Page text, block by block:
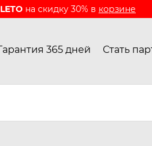
LETO на скидку 30% в корзине
365 дней Стать